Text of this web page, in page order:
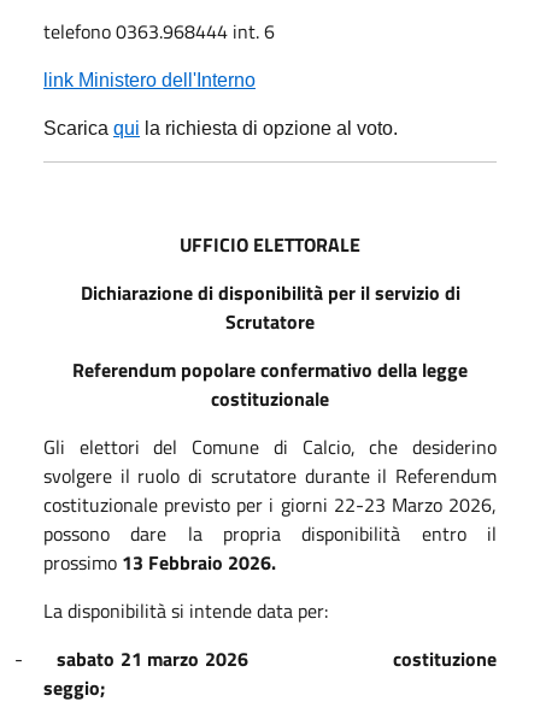
telefono 0363.968444 int. 6
link Ministero dell'Interno
Scarica qui la richiesta di opzione al voto.
UFFICIO ELETTORALE
Dichiarazione di disponibilità per il servizio di
Scrutatore
Referendum popolare confermativo della legge
costituzionale
Gli elettori del Comune di Calcio, che desiderino
svolgere il ruolo di scrutatore durante il Referendum
costituzionale previsto per i giorni 22-23 Marzo 2026,
possono dare la propria disponibilità entro il
prossimo 13 Febbraio 2026.
La disponibilità si intende data per:
-
sabato 21 marzo 2026
costituzione
seggio;